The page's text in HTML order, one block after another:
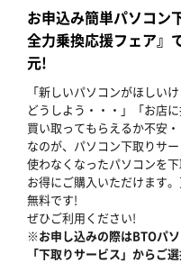
お申込み簡単パソコ
全力乗換応援フェア』
元!
「新しいパソコンがほしい
どうしよう・・・」「お店
買い取ってもらえるか不安
なのが、パソコン下取りサ
使わなくなったパソコンを
お得にご購入いただけます
無料です!
ぜひご利用ください!
※お申し込みの際はBTOパソ
「下取りサービス」からご選